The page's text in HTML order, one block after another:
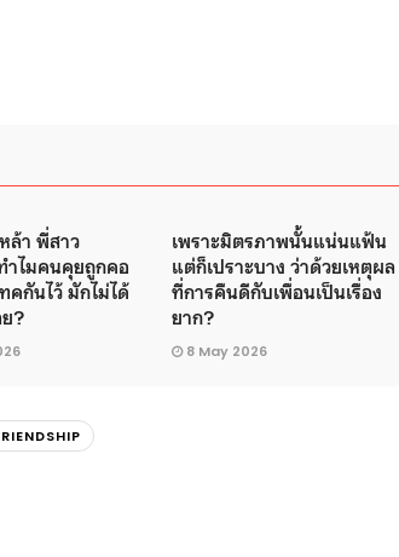
ล้า พี่สาว
ำไมคนคุยถูกคอ
กันไว้ มักไม่ได้
?
เพราะมิตรภาพนั้นแน่นแฟ้น
แต่ก็เปราะบาง ว่าด้วยเหตุผล
ที่การคืนดีกับเพื่อนเป็นเรื่อง
ยาก?
8 May 2026